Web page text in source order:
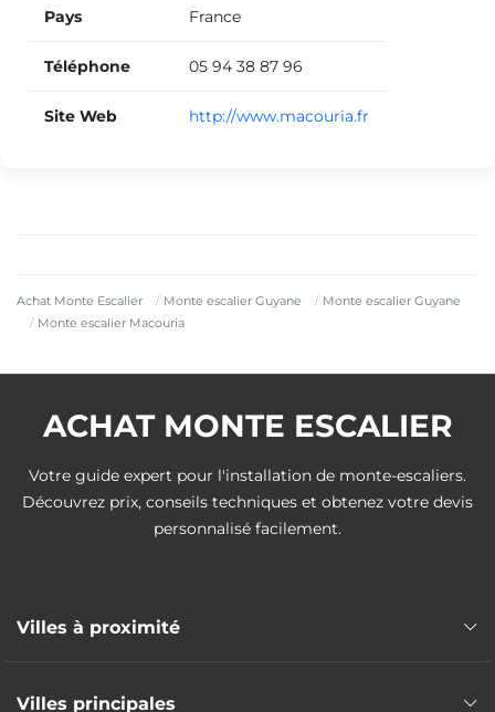
Achat Monte Escalier Monte escalier Guyane
Monte escalier Guyane
Monte escalier Macouria
Pays France
Téléphone 05 94 38 87 96
Site Web http://www.macouria.fr
ACHAT MONTE ESCALIER
Votre guide expert pour l'installation de monte-escaliers.
Découvrez prix, conseils techniques et obtenez votre devis
personnalisé facilement.
Villes à proximité
Monte escalier Matoury
Villes principales